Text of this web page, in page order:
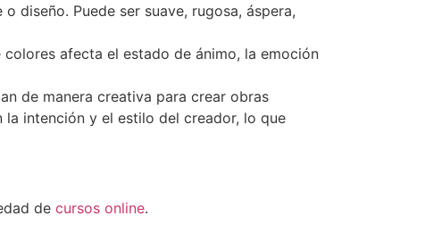
diseño. Puede ser suave, rugosa, áspera,
afecta el estado de ánimo, la emoción
de manera creativa para crear obras
intención y el estilo del creador, lo que
de cursos online.